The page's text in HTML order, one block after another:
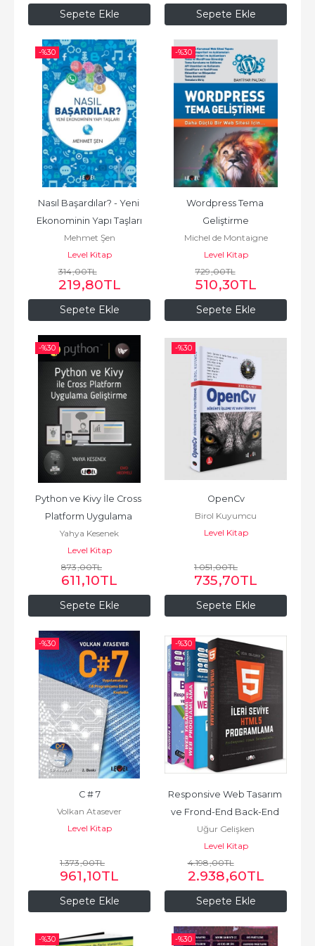
Sepete Ekle Sepete Ekle
-%30
Sepete Ekle
Nasıl Başardılar? - Yeni
Ekonominin Yapı Taşları
Mehmet Şen
Level Kitap
314,00TL
219,80TL
-%30
Sepete Ekle
Wordpress Tema
Geliştirme
Michel de Montaigne
Level Kitap
729,00TL
510,30TL
-%30
Sepete Ekle
Python ve Kivy İle Cross
Platform Uygulama
Geliştirme
Yahya Kesenek
Level Kitap
873,00TL
611,10TL
-%30
Sepete Ekle
OpenCv
Birol Kuyumcu
Level Kitap
1.051,00TL
735,70TL
-%30
Sepete Ekle
C # 7
Volkan Atasever
Level Kitap
1.373,00TL
961,10TL
-%30
Sepete Ekle
Responsive Web Tasarım
ve Frond-End Back-End
Programlama Eğitim Seti
Uğur Gelişken
Level Kitap
4.198,00TL
2.938,60TL
-%30 -%30